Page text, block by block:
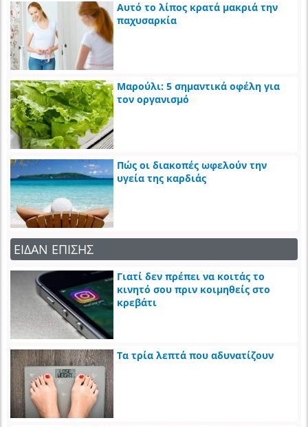
Αυτό το λίπος κρατά μακριά την
παχυσαρκία
Μαρούλι: 5 σημαντικά οφέλη για
τον οργανισμό
Πώς οι διακοπές ωφελούν την
υγεία της καρδιάς
ΕΙΔΑΝ ΕΠΙΣΗΣ
Γιατί δεν πρέπει να κοιτάς το
κινητό σου πριν κοιμηθείς στο
κρεβάτι
Τα τρία λεπτά που αδυνατίζουν